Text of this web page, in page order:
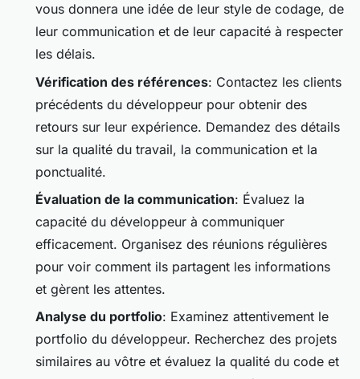
vous donnera une idée de leur style de codage, de
leur communication et de leur capacité à respecter
les délais.
Vérification des références: Contactez les clients
précédents du développeur pour obtenir des
retours sur leur expérience. Demandez des détails
sur la qualité du travail, la communication et la
ponctualité.
Évaluation de la communication: Évaluez la
capacité du développeur à communiquer
efficacement. Organisez des réunions régulières
pour voir comment ils partagent les informations
et gèrent les attentes.
Analyse du portfolio: Examinez attentivement le
portfolio du développeur. Recherchez des projets
similaires au vôtre et évaluez la qualité du code et